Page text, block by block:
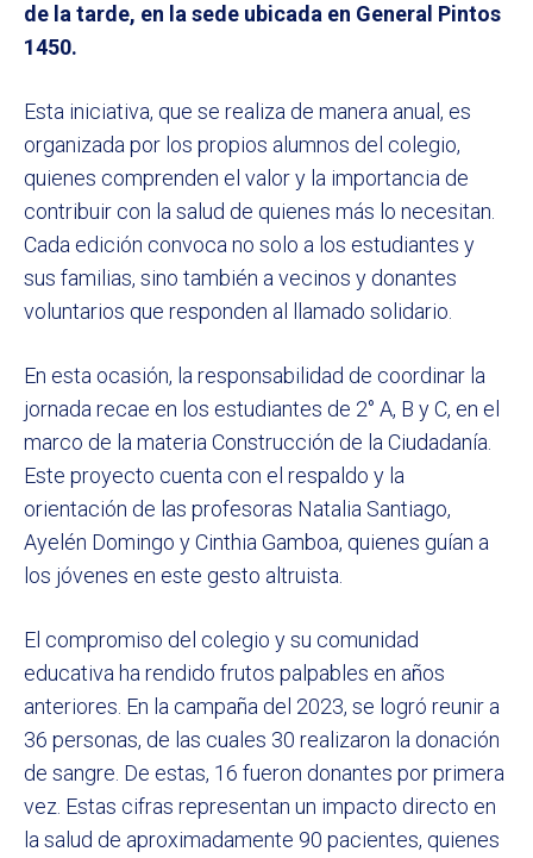
de la tarde, en la sede ubicada en General Pintos
1450.
Esta iniciativa, que se realiza de manera anual, es
organizada por los propios alumnos del colegio,
quienes comprenden el valor y la importancia de
contribuir con la salud de quienes más lo necesitan.
Cada edición convoca no solo a los estudiantes y
sus familias, sino también a vecinos y donantes
voluntarios que responden al llamado solidario.
En esta ocasión, la responsabilidad de coordinar la
jornada recae en los estudiantes de 2° A, B y C, en el
marco de la materia Construcción de la Ciudadanía.
Este proyecto cuenta con el respaldo y la
orientación de las profesoras Natalia Santiago,
Ayelén Domingo y Cinthia Gamboa, quienes guían a
los jóvenes en este gesto altruista.
El compromiso del colegio y su comunidad
educativa ha rendido frutos palpables en años
anteriores. En la campaña del 2023, se logró reunir a
36 personas, de las cuales 30 realizaron la donación
de sangre. De estas, 16 fueron donantes por primera
vez. Estas cifras representan un impacto directo en
la salud de aproximadamente 90 pacientes, quienes